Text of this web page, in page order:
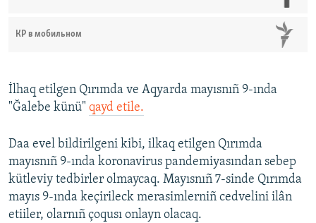
КР в мобильном
İlhaq etilgen Qırımda ve Aqyarda mayısnıñ 9-ında
"Ğalebe künü" qayd etile.
Daa evel bildirilgeni kibi, ilkaq etilgen Qırımda
mayısnıñ 9-ında koronavirus pandemiyasından sebep
kütleviy tedbirler olmaycaq. Mayısnıñ 7-sinde Qırımda
mayıs 9-ında keçirileck merasimlerniñ cedvelini ilân
etiiler, olarnıñ çoqusı onlayn olacaq.